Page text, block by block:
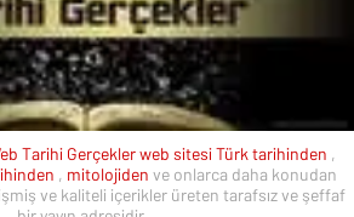
Tarihi Gerçekler web sitesiTürk tarihinden ,
, mitolojiden ve onlarca daha konudan
ve kaliteli içerikler üreten tarafsız ve şeffaf